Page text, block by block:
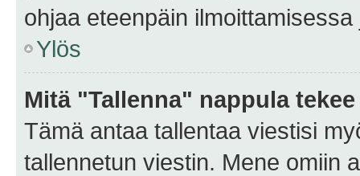
ohjaa eteenpäin
Ylös
Mitä "Tallenna" nappula
Tämä antaa tallentaa viestisi
tallennetun viestin. Mene omiin